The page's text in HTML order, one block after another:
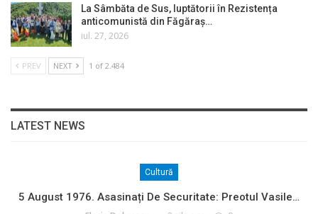
La Sâmbăta de Sus, luptătorii în Rezistența
anticomunistă din Făgăraș…
iul. 27, 2026
PREV NEXT 1 of 2.484
LATEST NEWS
Cultură
5 August 1976. Asasinați De Securitate: Preotul Vasile…